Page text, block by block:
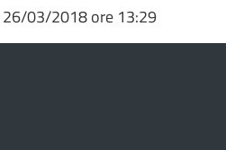
26/03/2018 ore 13:29